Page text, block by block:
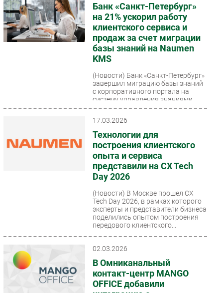
Банк «Санкт-Петербург»
на 21% ускорил работу
клиентского сервиса и
продаж за счет миграции
базы знаний на Naumen
KMS
(Новости) Банк «Санкт-Петербург»
завершил миграцию базы знаний
с корпоративного портала на
систему управления знаниями
Naumen Knowledge Management...
17.03.2026
Технологии для
построения клиентского
опыта и сервиса
представили на CX Tech
Day 2026
(Новости) В Москве прошел CX
Tech Day 2026, в рамках которого
эксперты и представители бизнеса
поделились опытом построения
передового клиентского...
02.03.2026
В Омниканальный
контакт-центр MANGO
OFFICE добавили